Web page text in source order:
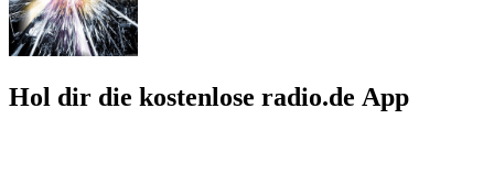
Hol dir die kostenlose radio.de App